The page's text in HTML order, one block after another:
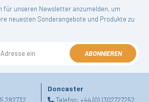
für unseren Newsletter anzumelden, um
neuesten Sonderangebote und Produkte zu
ABONNIEREN
282732
Doncaster
Telefon:+44 (0) 1302727252